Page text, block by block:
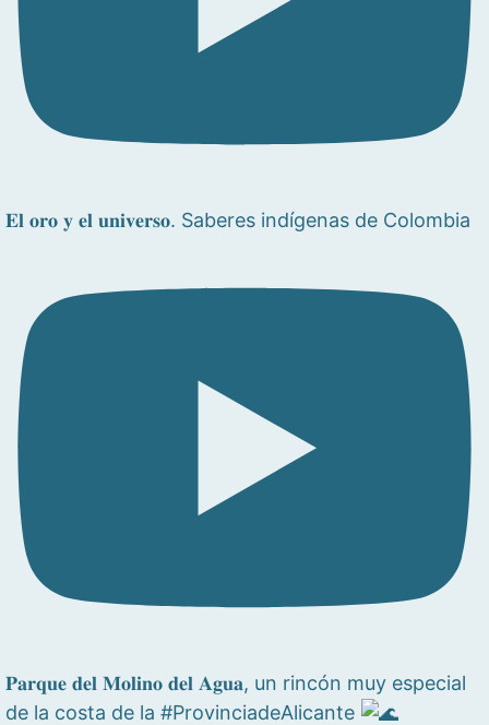
𝐄𝐥 𝐨𝐫𝐨 𝐲 𝐞𝐥 𝐮𝐧𝐢𝐯𝐞𝐫𝐬𝐨. Saberes indígenas de Colombia
𝐏𝐚𝐫𝐪𝐮𝐞 𝐝𝐞𝐥 𝐌𝐨𝐥𝐢𝐧𝐨 𝐝𝐞𝐥 𝐀𝐠𝐮𝐚, un rincón muy especial
de la costa de la #ProvinciadeAlicante